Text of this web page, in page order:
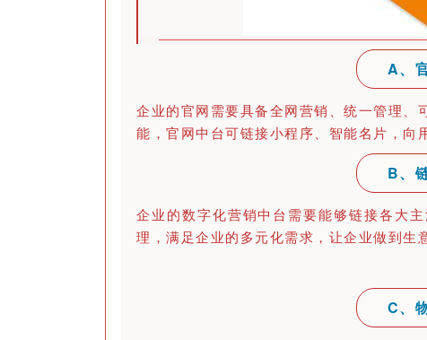
A、
企业的官网需要具备全网营销、统一管理、
能，官网中台可链接小程序、智能名片，向
B、
企业的数字化营销中台需要能够链接各大
理，满足企业的多元化需求，让企业做到生
C、